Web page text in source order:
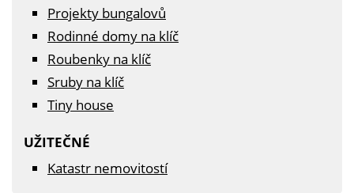
Projekty bungalovů
Rodinné domy na klíč
Roubenky na klíč
Sruby na klíč
Tiny house
UŽITEČNÉ
Katastr nemovitostí